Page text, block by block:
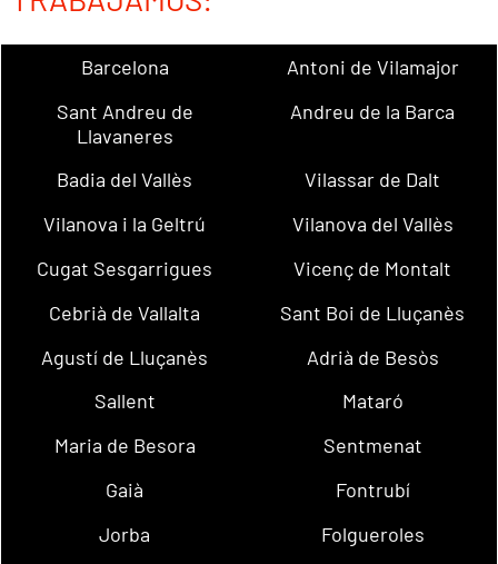
Barcelona
Antoni de Vilamajor
Sant Andreu de
Llavaneres
Andreu de la Barca
Badia del Vallès
Vilassar de Dalt
Vilanova i la Geltrú
Vilanova del Vallès
Cugat Sesgarrigues
Vicenç de Montalt
Cebrià de Vallalta
Sant Boi de Lluçanès
Agustí de Lluçanès
Adrià de Besòs
Sallent
Mataró
Maria de Besora
Sentmenat
Gaià
Fontrubí
Jorba
Folgueroles